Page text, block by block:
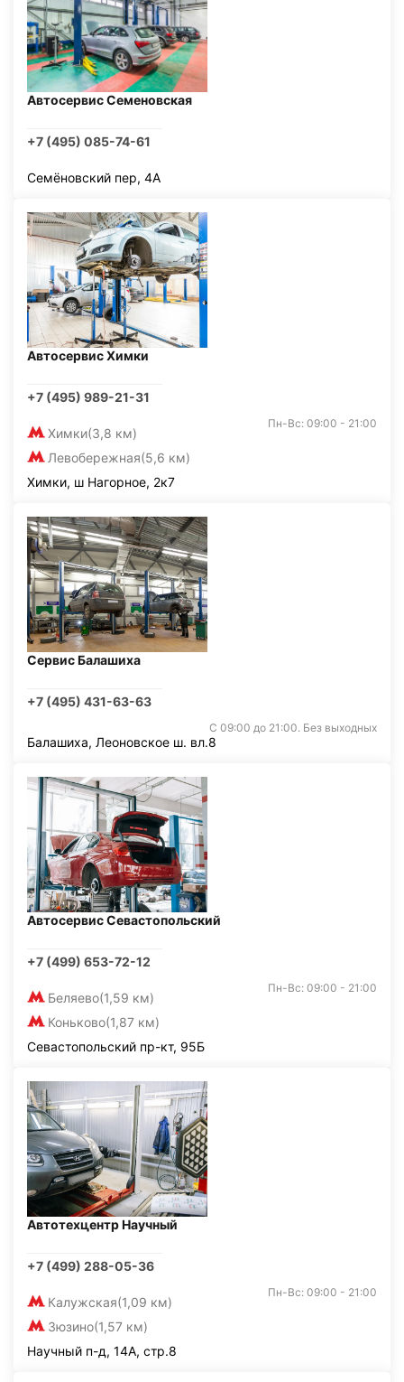
Автосервис Семеновская
+7 (495) 085-74-61
Семёновский пер, 4А
Автосервис Химки
+7 (495) 989-21-31
Химки(3,8 км)
Левобережная(5,6 км)
Пн-Вс: 09:00 - 21:00
Химки, ш Нагорное, 2к7
Сервис Балашиха
+7 (495) 431-63-63
С 09:00 до 21:00. Без выходных
Балашиха, Леоновское ш. вл.8
Автосервис Севастопольский
+7 (499) 653-72-12
Беляево(1,59 км)
Коньково(1,87 км)
Пн-Вс: 09:00 - 21:00
Севастопольский пр-кт, 95Б
Автотехцентр Научный
+7 (499) 288-05-36
Калужская(1,09 км)
Зюзино(1,57 км)
Пн-Вс: 09:00 - 21:00
Научный п-д, 14А, стр.8